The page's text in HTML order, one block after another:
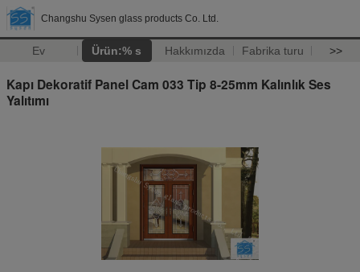
Changshu Sysen glass products Co. Ltd.
Ev Ürün:% s Hakkımızda Fabrika turu >>
Kapı Dekoratif Panel Cam 033 Tip 8-25mm Kalınlık Ses
Yalıtımı